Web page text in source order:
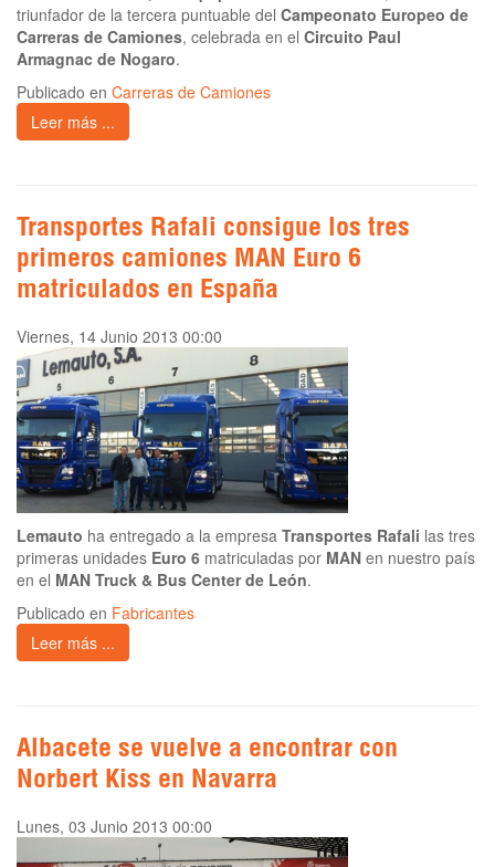
triunfador de la tercera puntuable del Campeonato Europeo de
Carreras de Camiones, celebrada en el Circuito Paul
Armagnac de Nogaro.
Publicado en Carreras de Camiones
Leer más ...
Transportes Rafali consigue los tres
primeros camiones MAN Euro 6
matriculados en España
Viernes, 14 Junio 2013 00:00
Lemauto ha entregado a la empresa Transportes Rafali las tres
primeras unidades Euro 6 matriculadas por MAN en nuestro país
en el MAN Truck & Bus Center de León.
Publicado en Fabricantes
Leer más ...
Albacete se vuelve a encontrar con
Norbert Kiss en Navarra
Lunes, 03 Junio 2013 00:00